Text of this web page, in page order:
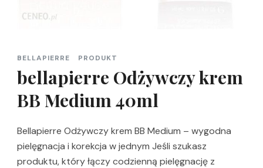
BELLAPIERRE PRODUKT
bellapierre Odżywczy krem
BB Medium 40ml
Bellapierre Odżywczy krem BB Medium – wygodna
pielęgnacja i korekcja w jednym Jeśli szukasz
produktu, który łączy codzienną pielęgnację z